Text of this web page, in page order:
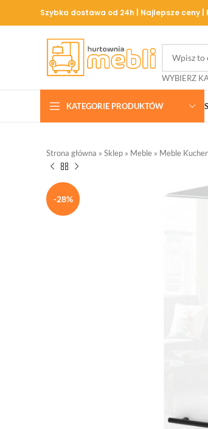
Szybka dostawa od 24h | Najlepsze ceny |
WYBIERZ
KATEGORIE PRODUKTÓW
Strona główna » Sklep » Meble » Meble
-28%